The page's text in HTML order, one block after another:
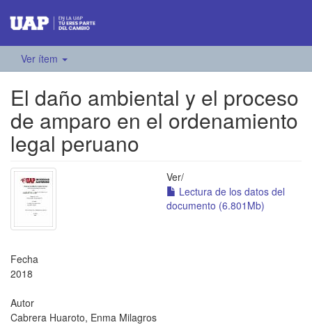
Ver ítem
El daño ambiental y el proceso
de amparo en el ordenamiento
legal peruano
Ver/
Lectura de los datos del
documento (6.801Mb)
Fecha
2018
Autor
Cabrera Huaroto, Enma Milagros